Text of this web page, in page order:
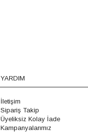
YARDIM
İletişim
Sipariş Takip
Üyeliksiz Kolay İade
Kampanyalarımız